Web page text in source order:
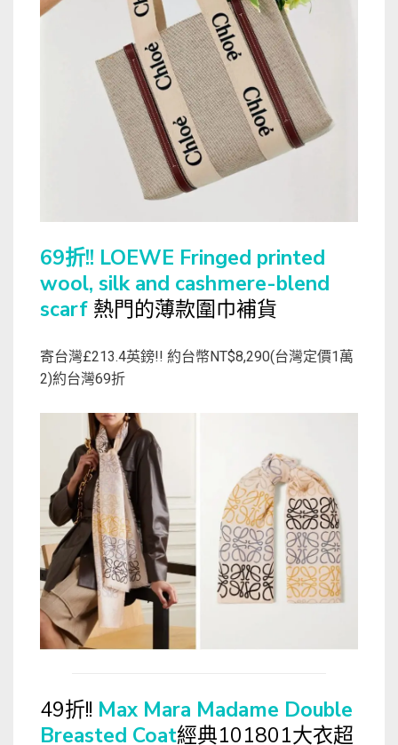
69折!! LOEWE Fringed printed
wool, silk and cashmere-blend
scarf 熱門的薄款圍巾補貨
寄台灣£213.4英鎊!! 約台幣NT$8,290(台灣定價1萬
2)約台灣69折
49折!! Max Mara Madame Double
Breasted Coat經典101801大衣超